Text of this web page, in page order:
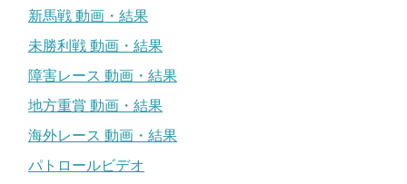
新馬戦 動画・結果
未勝利戦 動画・結果
障害レース 動画・結果
地方重賞 動画・結果
海外レース 動画・結果
パトロールビデオ